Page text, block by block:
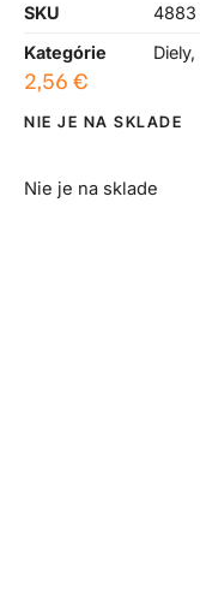
SKU
4883
Kategórie
Diely,
2,56 €
NIE JE NA SKLADE
Nie je na sklade